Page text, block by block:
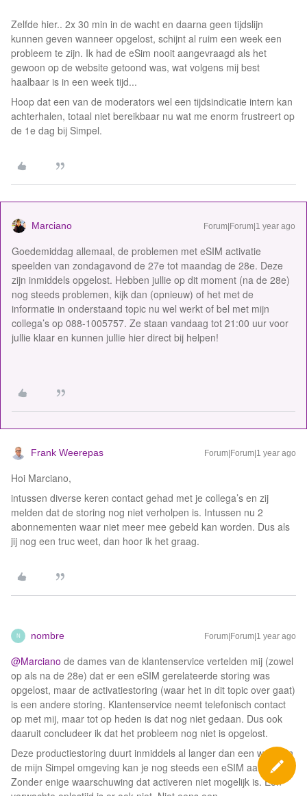
Zelfde hier.. 2x 30 min in de wacht en daarna geen tijdslijn
kunnen geven wanneer opgelost, schijnt al ruim een week een
probleem te zijn. Ik had de eSim nooit aangevraagd als het
gewoon op de website getoond was, wat volgens mij best
haalbaar is in een week tijd...
Hoop dat een van de moderators wel een tijdsindicatie intern kan
achterhalen, totaal niet bereikbaar nu wat me enorm frustreert op
de 1e dag bij Simpel.
Marciano Forum|Forum|1 year ago
Goedemiddag allemaal, de problemen met eSIM activatie
speelden van zondagavond de 27e tot maandag de 28e. Deze
zijn inmiddels opgelost. Hebben jullie op dit moment (na de 28e)
nog steeds problemen, kijk dan (opnieuw) of het met de
informatie in onderstaand topic nu wel werkt of bel met mijn
collega’s op 088-1005757. Ze staan vandaag tot 21:00 uur voor
jullie klaar en kunnen jullie hier direct bij helpen!
Frank Weerepas Forum|Forum|1 year ago
Hoi Marciano,
intussen diverse keren contact gehad met je collega’s en zij
melden dat de storing nog niet verholpen is. Intussen nu 2
abonnementen waar niet meer mee gebeld kan worden. Dus als
jij nog een truc weet, dan hoor ik het graag.
N nombre Forum|Forum|1 year ago
@Marciano de dames van de klantenservice vertelden mij (zowel
op als na de 28e) dat er een eSIM gerelateerde storing was
opgelost, maar de activatiestoring (waar het in dit topic over gaat)
is een andere storing. Klantenservice neemt telefonisch contact
op met mij, maar tot op heden is dat nog niet gedaan. Dus ook
daaruit concludeer ik dat het probleem nog niet is opgelost.
Deze productiestoring duurt inmiddels al langer dan een week. In
de mijn Simpel omgeving kan je nog steeds een eSIM aanvragen.
Zonder enige waarschuwing dat activeren niet mogelijk is. Een